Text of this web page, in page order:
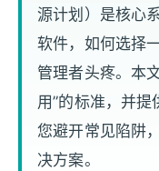
源计划）是核心
软件，如何选择
管理者头疼。本
用”的标准，并
您避开常见陷阱
决方案。